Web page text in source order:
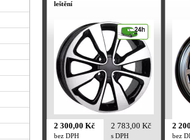
leštění
2 300,00 Kč
bez DPH
2 783,00 Kč
s DPH
2
bez